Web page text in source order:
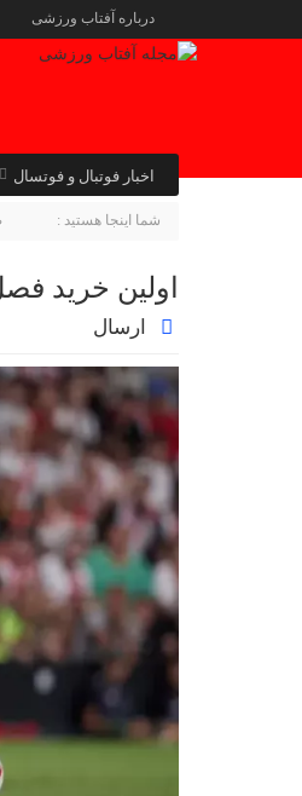
درباره آفتاب ورزشی
اخبار فوتبال و فوتسال
شما اینجا هستید :
اولین خرید
ارسال